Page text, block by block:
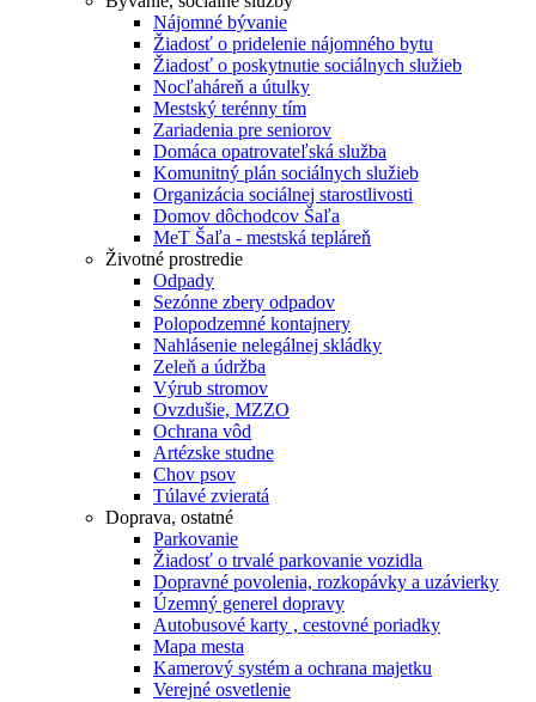
Nájomné bývanie
Žiadosť o pridelenie nájomného bytu
Žiadosť o poskytnutie sociálnych služieb
Nocľaháreň a útulky
Mestský terénny tím
Zariadenia pre seniorov
Domáca opatrovateľská služba
Komunitný plán sociálnych služieb
Organizácia sociálnej starostlivosti
Domov dôchodcov Šaľa
MeT Šaľa - mestská tepláreň
Životné prostredie
Odpady
Sezónne zbery odpadov
Polopodzemné kontajnery
Nahlásenie nelegálnej skládky
Zeleň a údržba
Výrub stromov
Ovzdušie, MZZO
Ochrana vôd
Artézske studne
Chov psov
Túlavé zvieratá
Doprava, ostatné
Parkovanie
Žiadosť o trvalé parkovanie vozidla
Dopravné povolenia, rozkopávky a uzávierky
Územný generel dopravy
Autobusové karty , cestovné poriadky
Mapa mesta
Kamerový systém a ochrana majetku
Verejné osvetlenie